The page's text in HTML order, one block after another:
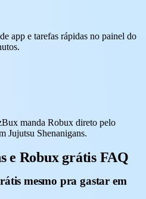
app e tarefas rápidas no painel do
manda Robux direto pelo
Jujutsu Shenanigans.
e Robux grátis FAQ
mesmo pra gastar em